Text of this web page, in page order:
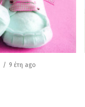
9 έτη ago